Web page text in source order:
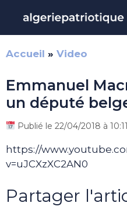
contenu
Accueil » Video
Emmanuel
un député
Publié le 22/04/2018 à
https://
v=uJCXzXC2AN0
Partager